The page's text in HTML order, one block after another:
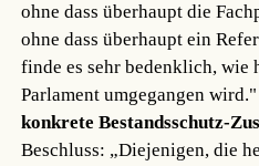
ohne dass überhaupt die
ohne dass überhaupt ein
finde es sehr bedenklich, wie
Parlament umgegangen
konkrete Bestandsschutz-
Beschluss: „Diejenigen, die